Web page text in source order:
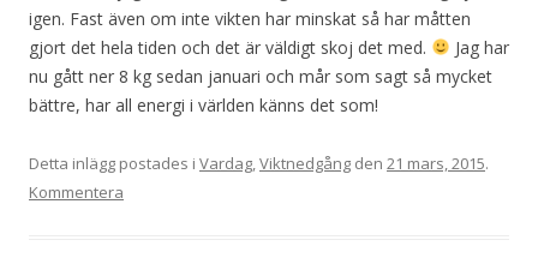
igen. Fast även om inte vikten har minskat så har måtten
gjort det hela tiden och det är väldigt skoj det med.
Jag har
nu gått ner 8 kg sedan januari och mår som sagt så mycket
bättre, har all energi i världen känns det som!
Detta inlägg postades i Vardag,Viktnedgång den 21 mars, 2015.
Kommentera